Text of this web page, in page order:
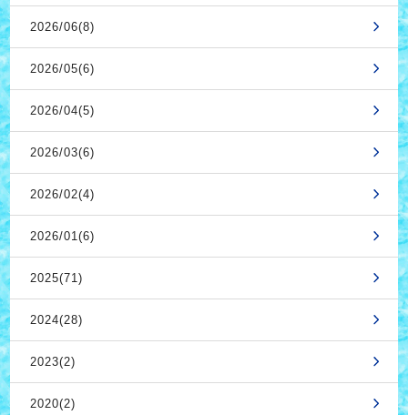
2026/06(8)
2026/05(6)
2026/04(5)
2026/03(6)
2026/02(4)
2026/01(6)
2025(71)
2024(28)
2023(2)
2020(2)